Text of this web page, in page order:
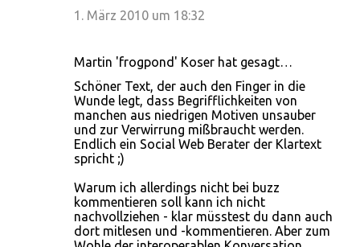
1. März 2010 um 18:32
Martin 'frogpond' Koser hat gesagt…
Schöner Text, der auch den Finger in die
Wunde legt, dass Begrifflichkeiten von
manchen aus niedrigen Motiven unsauber
und zur Verwirrung mißbraucht werden.
Endlich ein Social Web Berater der Klartext
spricht ;)
Warum ich allerdings nicht bei buzz
kommentieren soll kann ich nicht
nachvollziehen - klar müsstest du dann auch
dort mitlesen und -kommentieren. Aber zum